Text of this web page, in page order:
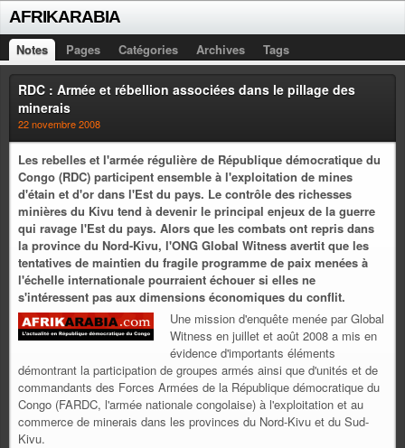
AFRIKARABIA
Notes Pages Catégories Archives Tags
RDC : Armée et rébellion associées dans le pillage des
minerais
22 novembre 2008
Les rebelles et l'armée régulière de République démocratique du
Congo (RDC) participent ensemble à l'exploitation de mines
d'étain et d'or dans l'Est du pays. Le contrôle des richesses
minières du Kivu tend à devenir le principal enjeux de la guerre
qui ravage l'Est du pays. Alors que les combats ont repris dans
la province du Nord-Kivu, l'ONG Global Witness avertit que les
tentatives de maintien du fragile programme de paix menées à
l'échelle internationale pourraient échouer si elles ne
s'intéressent pas aux dimensions économiques du conflit.
Une mission d'enquête menée par Global
Witness en juillet et août 2008 a mis en
évidence d'importants éléments
démontrant la participation de groupes armés ainsi que d'unités et de
commandants des Forces Armées de la République démocratique du
Congo (FARDC, l'armée nationale congolaise) à l'exploitation et au
commerce de minerais dans les provinces du Nord-Kivu et du Sud-
Kivu.